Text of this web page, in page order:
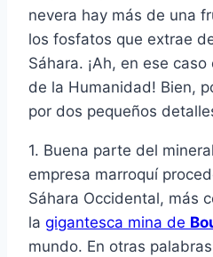
nevera hay más de una
los fosfatos que extrae
Sáhara. ¡Ah, en ese
de la Humanidad! Bien,
por dos pequeños
1. Buena parte del
empresa marroquí
Sáhara Occidental, más
la gigantesca mina de
mundo. En otras